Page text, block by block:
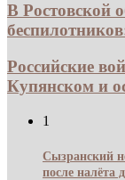
В Ростовской
Российские
Купянском и
1
Сызранский
после налёта